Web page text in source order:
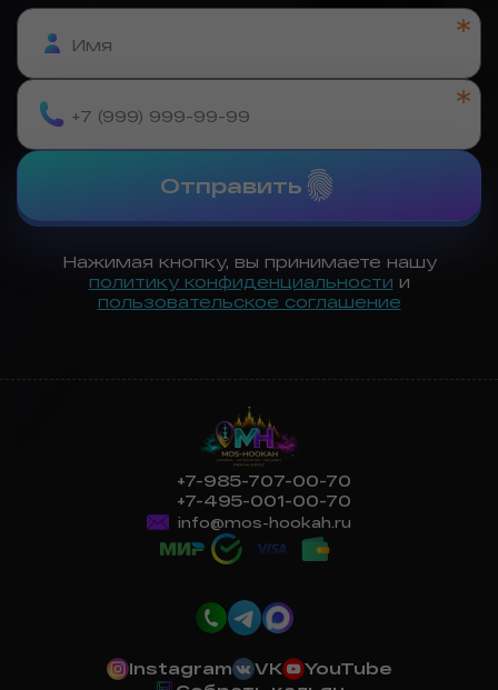
Отправить
Нажимая кнопку, вы принимаете нашу
политику конфиденциальности и
пользовательское соглашение
Instagram VK
YouTube
+7-985-707-00-70
+7-495-001-00-70
info@mos-hookah.ru